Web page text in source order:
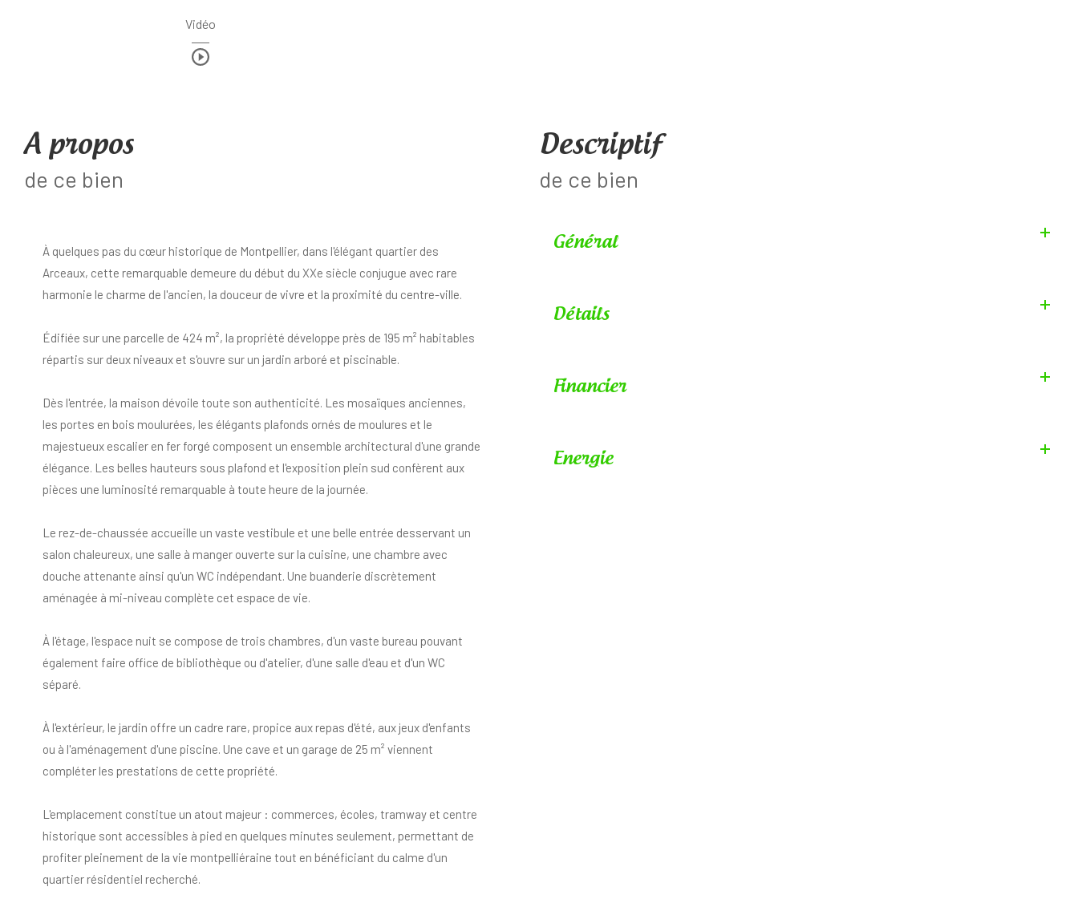
Vidéo
a propos
de ce bien
À quelques pas du cœur historique de Montpellier, dans l'élégant quartier des
Arceaux, cette remarquable demeure du début du XXe siècle conjugue avec rare
harmonie le charme de l'ancien, la douceur de vivre et la proximité du centre-ville.
Édifiée sur une parcelle de 424 m², la propriété développe près de 195 m² habitables
répartis sur deux niveaux et s'ouvre sur un jardin arboré et piscinable.
Dès l'entrée, la maison dévoile toute son authenticité. Les mosaïques anciennes,
les portes en bois moulurées, les élégants plafonds ornés de moulures et le
majestueux escalier en fer forgé composent un ensemble architectural d'une grande
élégance. Les belles hauteurs sous plafond et l'exposition plein sud confèrent aux
pièces une luminosité remarquable à toute heure de la journée.
Le rez-de-chaussée accueille un vaste vestibule et une belle entrée desservant un
salon chaleureux, une salle à manger ouverte sur la cuisine, une chambre avec
douche attenante ainsi qu'un WC indépendant. Une buanderie discrètement
aménagée à mi-niveau complète cet espace de vie.
À l'étage, l'espace nuit se compose de trois chambres, d'un vaste bureau pouvant
également faire office de bibliothèque ou d'atelier, d'une salle d'eau et d'un WC
séparé.
À l'extérieur, le jardin offre un cadre rare, propice aux repas d'été, aux jeux d'enfants
ou à l'aménagement d'une piscine. Une cave et un garage de 25 m² viennent
compléter les prestations de cette propriété.
L'emplacement constitue un atout majeur : commerces, écoles, tramway et centre
historique sont accessibles à pied en quelques minutes seulement, permettant de
profiter pleinement de la vie montpelliéraine tout en bénéficiant du calme d'un
quartier résidentiel recherché.
descriptif
de ce bien
Général
Détails
Financier
Energie